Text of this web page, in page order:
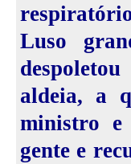
Luso
aldeia, a
ministro e
gente e